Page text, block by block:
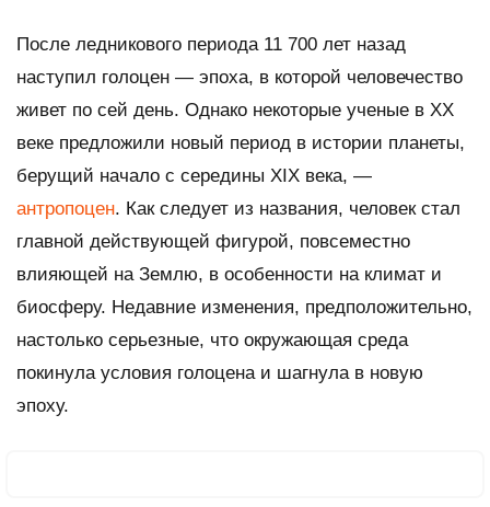
После ледникового периода 11 700 лет назад
наступил голоцен — эпоха, в которой человечество
живет по сей день. Однако некоторые ученые в XX
веке предложили новый период в истории планеты,
берущий начало с середины XIX века, —
антропоцен. Как следует из названия, человек стал
главной действующей фигурой, повсеместно
влияющей на Землю, в особенности на климат и
биосферу. Недавние изменения, предположительно,
настолько серьезные, что окружающая среда
покинула условия голоцена и шагнула в новую
эпоху.